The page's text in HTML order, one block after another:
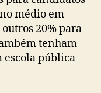
médio em
20% para
tenham
escola pública